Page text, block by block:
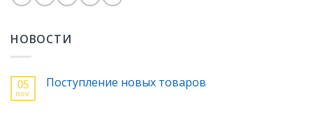
НОВОСТИ
05
nov.
Поступление новых товаров